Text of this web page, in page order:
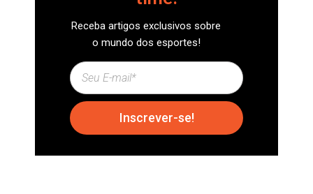
Receba artigos exclusivos sobre
o mundo dos esportes!
Inscrever-se!